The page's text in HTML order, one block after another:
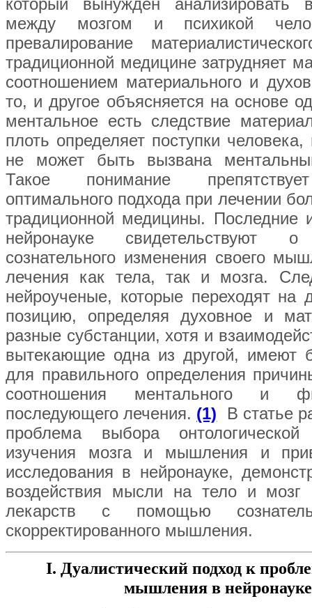
который вынужден анализировать
между мозгом и психикой
превалирование
традиционной медицине затрудняет
соотношением материального и
то, и другое объясняется на основе
ментальное есть следствие
плоть определяет поступки
не может быть вызвана
Такое понимание
оптимального подхода при лечении
традиционной медицины. Последние
нейронауке свидетельствуют о
сознательного изменения своего
лечения как тела, так и мозга.
нейроученые, которые переходят на
позицию, определяя духовное и
разные субстанции, хотя и
вытекающие одна из другой, имеют
для правильного определения
соотношения ментального и
последующего лечения. (1) В статье
проблема выбора
изучения мозга и мышления и
исследования в нейронауке,
воздействия мысли на тело и мозг
лекарств с помощью
скорректированного мышления.
I. Дуалистический подход к
мышления в нейронауке